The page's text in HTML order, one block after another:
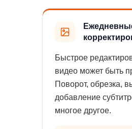
Быстрое
видео может быть
Поворот, обрезка,
добавление
многое другое.